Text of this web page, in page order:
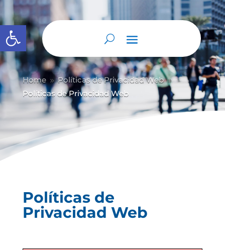
Abrir barra de herramientas
Home 9 Políticas de Privacidad Web 9
Políticas de Privacidad Web
Políticas de
Privacidad Web